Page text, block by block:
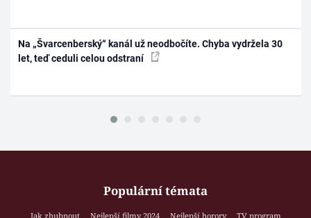
Na „Švarcenberský“ kanál už neodbočíte. Chyba vydržela 30
let, teď ceduli celou odstraní
Populární témata
Jak zhubnout Nejlepší filmy 2024 Nejlepší horory
TV program